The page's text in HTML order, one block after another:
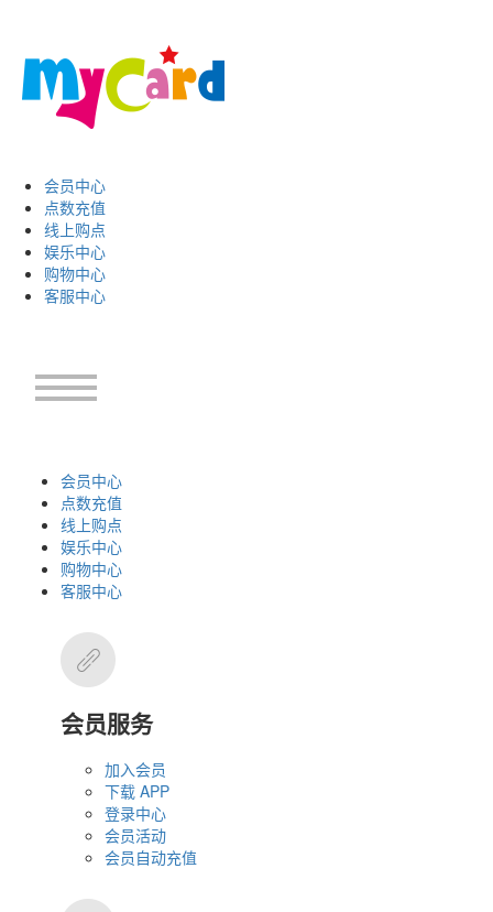
会员中心
点数充值
线上购点
娱乐中心
购物中心
客服中心
会员中心
点数充值
线上购点
娱乐中心
购物中心
客服中心
会员服务
加入会员
下载 APP
登录中心
会员活动
会员自动充值